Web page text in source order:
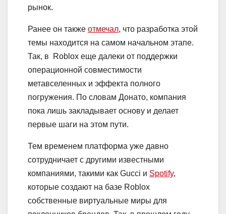
рынок.
Ранее он также отмечал, что разработка этой
темы находится на самом начальном этапе.
Так, в Roblox еще далеки от поддержки
операционной совместимости
метавселенных и эффекта полного
погружения. По словам Донато, компания
пока лишь закладывает основу и делает
первые шаги на этом пути.
Тем временем платформа уже давно
сотрудничает с другими известными
компаниями, такими как Gucci и Spotify,
которые создают на базе Roblox
собственные виртуальные миры для